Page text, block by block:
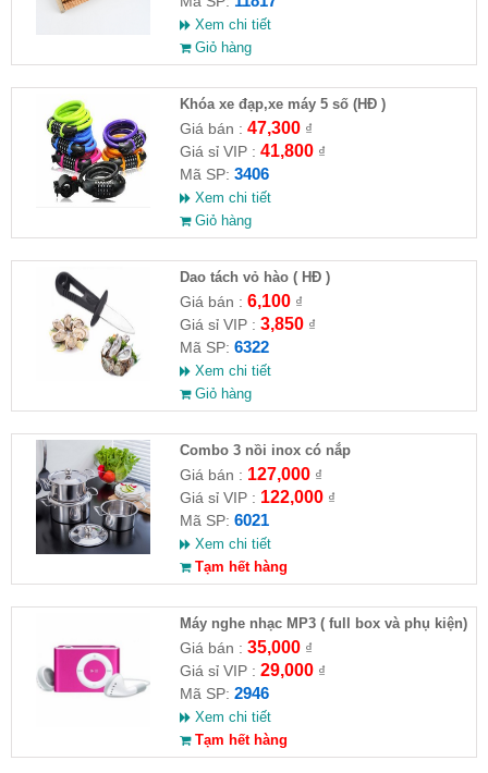
Xem chi tiết
Giỏ hàng
Khóa xe đạp,xe máy 5 số (HĐ )
Giá bán : 47,300₫
Giá sỉ VIP : 41,800₫
Mã SP: 3406
Xem chi tiết
Giỏ hàng
Dao tách vỏ hào ( HĐ )
Giá bán : 6,100₫
Giá sỉ VIP : 3,850₫
Mã SP: 6322
Xem chi tiết
Giỏ hàng
Combo 3 nồi inox có nắp
Giá bán : 127,000₫
Giá sỉ VIP : 122,000₫
Mã SP: 6021
Xem chi tiết
Tạm hết hàng
Máy nghe nhạc MP3 ( full box và phụ kiện)
Giá bán : 35,000₫
Giá sỉ VIP : 29,000₫
Mã SP: 2946
Xem chi tiết
Tạm hết hàng